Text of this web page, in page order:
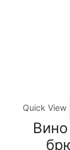
Quick View